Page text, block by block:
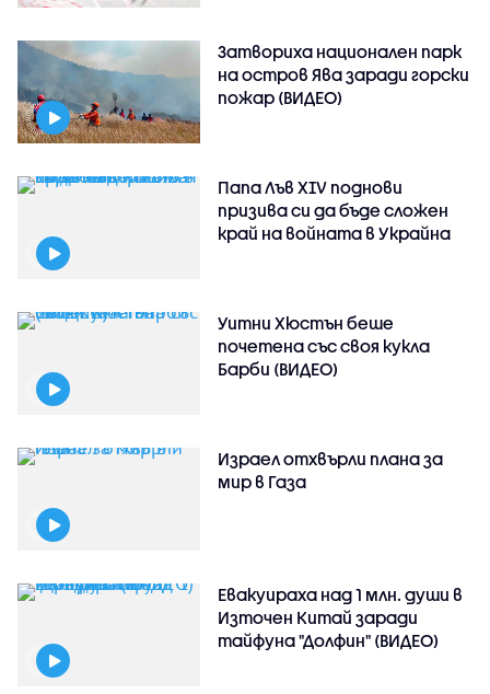
Затвориха национален парк
на остров Ява заради горски
пожар (ВИДЕО)
Папа Лъв XIV поднови
призива си да бъде сложен
край на войната в Украйна
Уитни Хюстън беше
почетена със своя кукла
Барби (ВИДЕО)
Израел отхвърли плана за
мир в Газа
Евакуираха над 1 млн. души в
Източен Китай заради
тайфуна "Долфин" (ВИДЕО)